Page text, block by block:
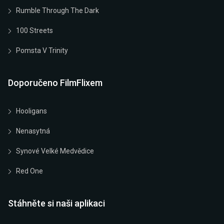
Rumble Through The Dark
100 Streets
Pomsta V Trinity
Doporučeno FilmFlixem
Hooligans
Nenasytná
Synové Velké Medvědice
Red One
Stáhněte si naši aplikaci